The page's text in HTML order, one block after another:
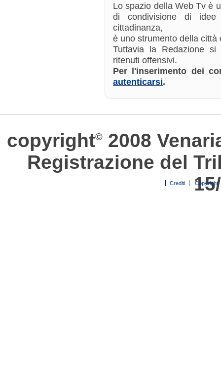
Lo spazio della Web Tv è
di condivisione di
cittadinanza,
è uno strumento della città
Tuttavia la Redazione
ritenuti offensivi.
Per l'inserimento dei
autenticarsi.
copyright© 2008
Registrazione del
Crediti Copyright